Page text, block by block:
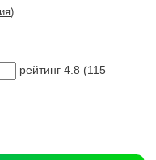
)
рейтинг 4.8 (115